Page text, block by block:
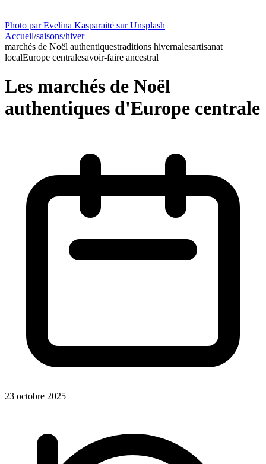
Photo par Evelina Kasparaitė sur Unsplash
Accueil/saisons/hiver
marchés de Noël authentiquestraditions hivernalesartisanat
localEurope centralesavoir-faire ancestral
Les marchés de Noël
authentiques d'Europe centrale
23 octobre 2025